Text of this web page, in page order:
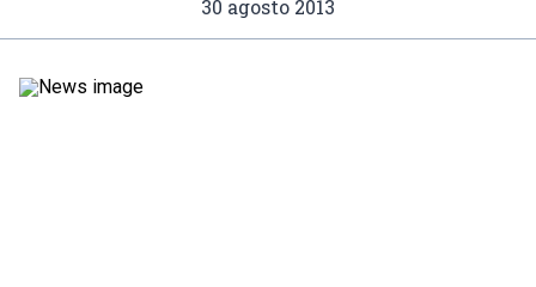
30 agosto 2013